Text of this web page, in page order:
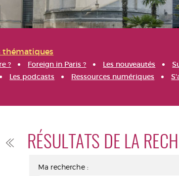
thématiques
? Foreign in Paris ? Les nouveautés
Les podcasts Ressources numériques
RÉSULTATS DE LA
Ma recherche :